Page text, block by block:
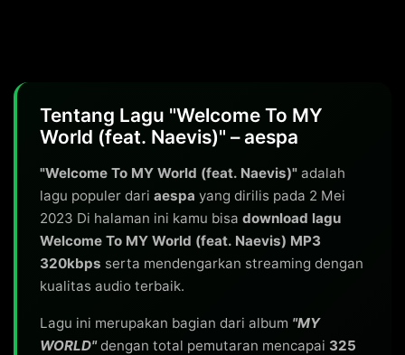
Tentang Lagu "Welcome To MY
World (feat. Naevis)" – aespa
"Welcome To MY World (feat. Naevis)" adalah
lagu populer dari aespa yang dirilis pada 2 Mei
2023 Di halaman ini kamu bisa download lagu
Welcome To MY World (feat. Naevis) MP3
320kbps serta mendengarkan streaming dengan
kualitas audio terbaik.
Lagu ini merupakan bagian dari album "MY
WORLD"dengan total pemutaran mencapai 325